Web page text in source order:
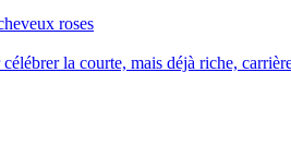
roses
la courte, mais déjà riche,